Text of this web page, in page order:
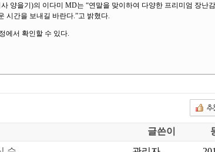
양을기)의 이다미 MD는 “연말을 맞이하여 다양한 프리미엄 장난
시간을 보내길 바란다.”고 밝혔다.
에서 확인할 수 있다.
글쓴이